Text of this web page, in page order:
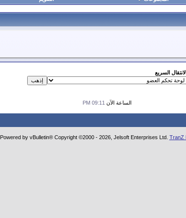
السريع
الساعة الآن 09:11 PM
Powered by vBulletin® Copyright ©2000 - 2026, Jelsoft Enterprises Ltd. TranZ